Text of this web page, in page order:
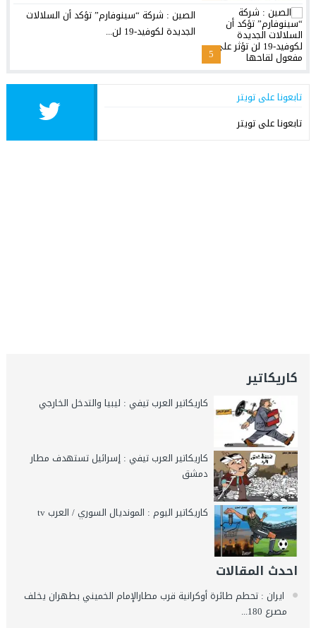
5
الصين : شركة “سينوفارم” تؤكد أن السلالات
الجديدة لكوفيد-19 لن...
تابعونا على تويتر
تابعونا على تويتر
كاريكاتير
كاريكاتير العرب تيفي : ليبيا والتدخل الخارجي
كاريكاتير العرب تيفي : إسرائيل تستهدف مطار
دمشق
كاريكاتير اليوم : المونديال السوري / العرب tv
احدث المقالات
ايران : تحطم طائرة أوكرانية قرب مطارالإمام الخميني بطهران يخلف
مصرع 180...